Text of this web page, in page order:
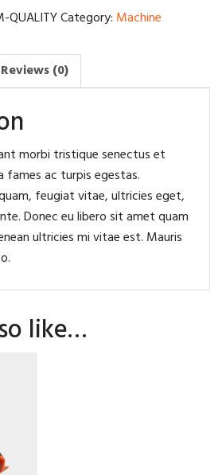
QUALITYCategory: Machine
Reviews (0)
morbi tristique senectus et
fames ac turpis egestas.
feugiat vitae, ultricies eget,
Donec eu libero sit amet quam
ultricies mi vitae est. Mauris
like…